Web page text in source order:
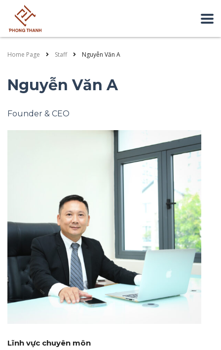
Home Page Staff Nguyễn Văn A
Nguyễn Văn A
Founder & CEO
Lĩnh vực chuyên môn